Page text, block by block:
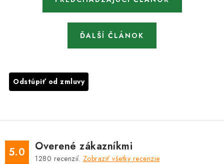
ĎALŠÍ ČLÁNOK
Odstúpiť od zmluvy
5.0 Overené zákazníkmi
1280 recenzií. Zobraziť všetky recenzie